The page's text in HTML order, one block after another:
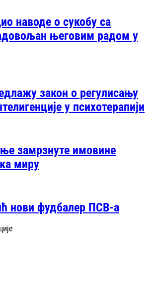
наводе о сукобу са
његовим радом у
закон о регулисању
у психотерапији
замрзнуте имовине
миру
нови фудбалер ПСВ-а